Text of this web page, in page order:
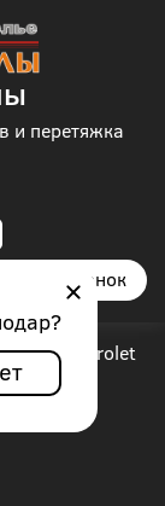
?
и перетяжка
звонок
/ Chevrolet